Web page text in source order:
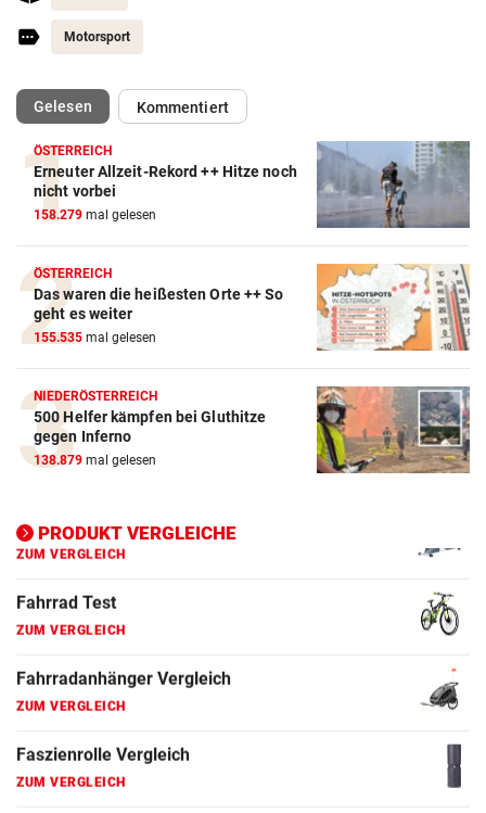
Motorsport
Gelesen(ausgewählt)Kommentiert
ÖSTERREICH
Erneuter Allzeit-Rekord ++ Hitze noch
nicht vorbei
158.279 mal gelesen
ÖSTERREICH
Das waren die heißesten Orte ++ So
geht es weiter
155.535 mal gelesen
NIEDERÖSTERREICH
500 Helfer kämpfen bei Gluthitze
gegen Inferno
138.879 mal gelesen
PRODUKT VERGLEICHE
Action-Cam Vergleich
ZUM VERGLEICH
Crosstrainer Vergleich
ZUM VERGLEICH
E-Bike Vergleich
ZUM VERGLEICH
Elektro-Scooter Vergleich
ZUM VERGLEICH
ZUM VERGLEICH
ZUM VERGLEICH
ZUM VERGLEICH
ZUM VERGLEICH